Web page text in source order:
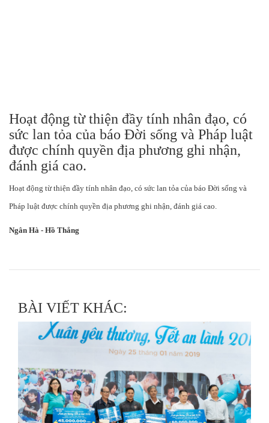
Hoạt động từ thiện đầy tính nhân đạo, có
sức lan tỏa của báo Đời sống và Pháp luật
được chính quyền địa phương ghi nhận,
đánh giá cao.
Hoạt động từ thiện đầy tính nhân đạo, có sức lan tỏa của báo Đời sống và
Pháp luật được chính quyền địa phương ghi nhận, đánh giá cao.
Ngân Hà - Hồ Thắng
BÀI VIẾT KHÁC: